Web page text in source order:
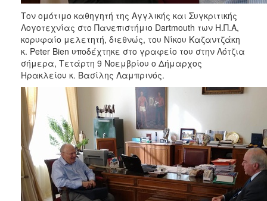
ΠΟΛΙΤΙΣΜΟΣ
ΑΝΘΕΚΤΙΚΗ
ΠΟΛΗ
Τον ομότιμο καθηγητή της Αγγλικής και Συγκριτικής
Λογοτεχνίας στο Πανεπιστήμιο Dartmouth των Η.Π.Α,
κορυφαίο μελετητή, διεθνώς, του Νίκου Καζαντζάκη
κ. Peter Bien υποδέχτηκε στο γραφείο του στην Λότζια
σήμερα, Τετάρτη 9 Νοεμβρίου ο Δήμαρχος
Ηρακλείου κ. Βασίλης Λαμπρινός.